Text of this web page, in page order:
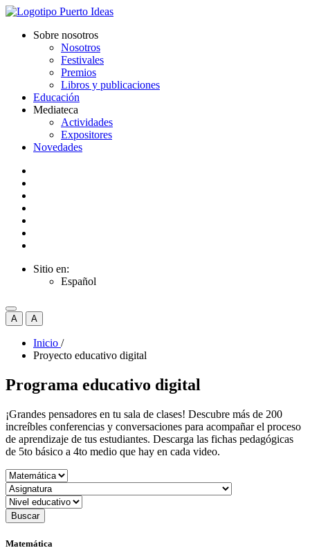
Sobre nosotros
Nosotros
Festivales
Premios
Libros y publicaciones
Educación
Mediateca
Actividades
Expositores
Novedades
Sitio en:
Español
A A
Inicio /
Proyecto educativo digital
Programa educativo digital
¡Grandes pensadores en tu sala de clases! Descubre más de 200
increíbles conferencias y conversaciones para acompañar el proceso
de aprendizaje de tus estudiantes. Descarga las fichas pedagógicas
de 5to básico a 4to medio que hay en cada video.
Buscar
Matemática